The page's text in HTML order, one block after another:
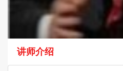
讲师介绍